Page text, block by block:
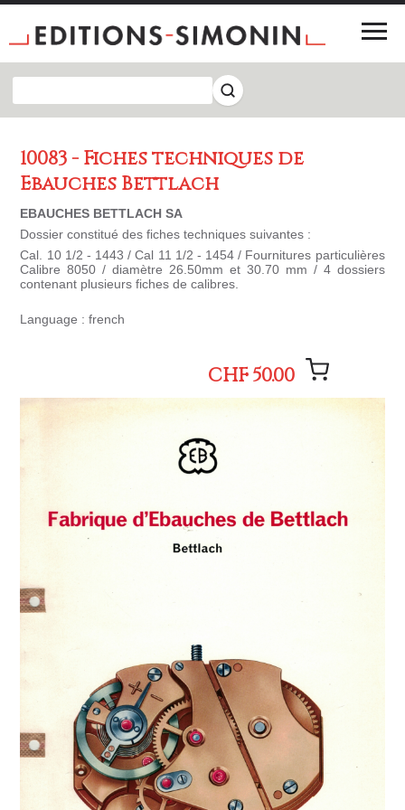
10083 - Fiches techniques de
Ebauches Bettlach
EBAUCHES BETTLACH SA
Dossier constitué des fiches techniques suivantes :
Cal. 10 1/2 - 1443 / Cal 11 1/2 - 1454 / Fournitures particulières
Calibre 8050 / diamètre 26.50mm et 30.70 mm / 4 dossiers
contenant plusieurs fiches de calibres.
Language : french
CHF 50.00